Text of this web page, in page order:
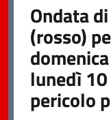
Ondata
(rosso)
lunedì
pericolo